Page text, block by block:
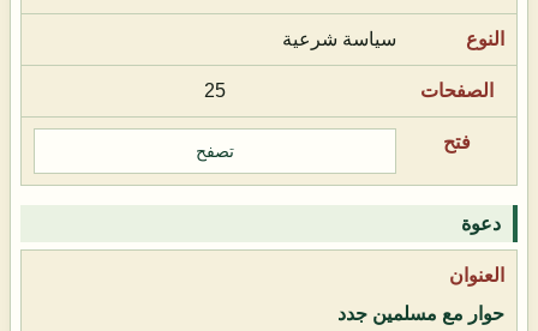
سياسة شرعية
25
تصفح
دعوة
حوار مع مسلمين جدد